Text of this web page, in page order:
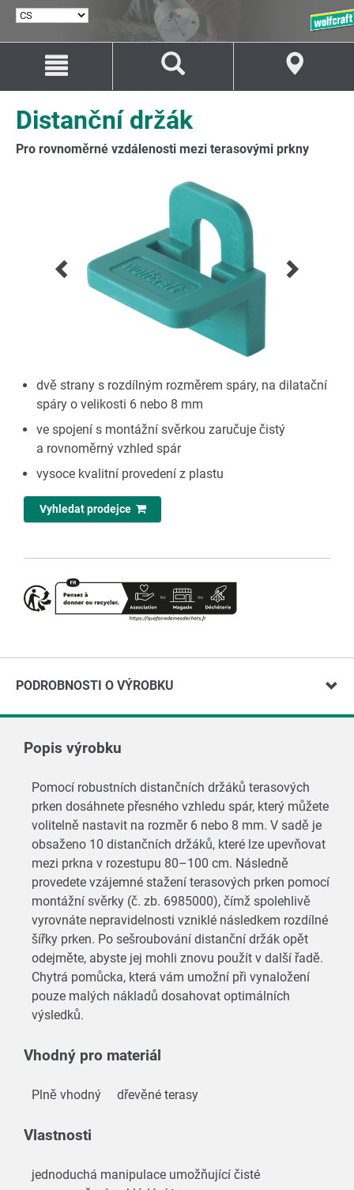
Obsah
Navigaci
Distanční držák
Pro rovnoměrné vzdálenosti mezi terasovými prkny
dvě strany s rozdílným rozměrem spáry, na dilatační
spáry o velikosti 6 nebo 8 mm
ve spojení s montážní svěrkou zaručuje čistý
a rovnoměrný vzhled spár
vysoce kvalitní provedení z plastu
Vyhledat prodejce
PODROBNOSTI O VÝROBKU
Popis výrobku
Pomocí robustních distančních držáků terasových
prken dosáhnete přesného vzhledu spár, který můžete
volitelně nastavit na rozměr 6 nebo 8 mm. V sadě je
obsaženo 10 distančních držáků, které lze upevňovat
mezi prkna v rozestupu 80–100 cm. Následně
provedete vzájemné stažení terasových prken pomocí
montážní svěrky (č. zb. 6985000), čímž spolehlivě
vyrovnáte nepravidelnosti vzniklé následkem rozdílné
šířky prken. Po sešroubování distanční držák opět
odejměte, abyste jej mohli znovu použít v další řadě.
Chytrá pomůcka, která vám umožní při vynaložení
pouze malých nákladů dosahovat optimálních
výsledků.
Vhodný pro materiál
Plně vhodný dřevěné terasy
Vlastnosti
jednoduchá manipulace umožňující čisté